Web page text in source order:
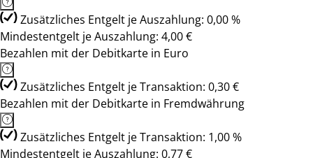
Zusätzliches Entgelt je Auszahlung: 0,00 %
Mindestentgelt je Auszahlung: 4,00 €
Bezahlen mit der Debitkarte in Euro
Zusätzliches Entgelt je Transaktion: 0,30 €
Bezahlen mit der Debitkarte in Fremdwährung
Zusätzliches Entgelt je Transaktion: 1,00 %
Mindestentgelt je Auszahlung: 0,77 €